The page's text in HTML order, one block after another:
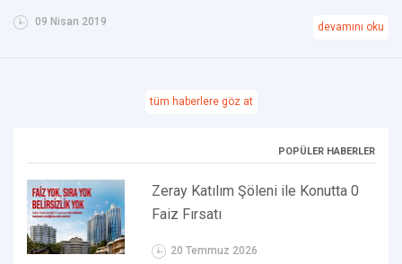
09 Nisan 2019 devamını oku
tüm haberlere göz at
POPÜLER HABERLER
Zeray Katılım Şöleni ile Konutta 0
Faiz Fırsatı
20 Temmuz 2026